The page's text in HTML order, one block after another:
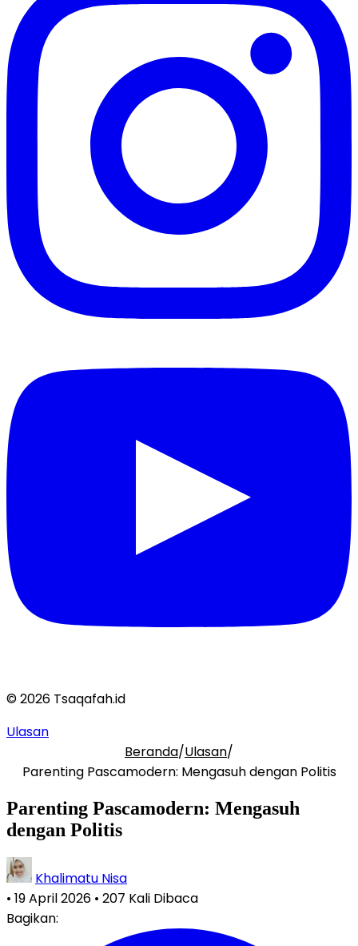
© 2026 Tsaqafah.id
Ulasan
Beranda/Ulasan/
Parenting Pascamodern: Mengasuh dengan Politis
Parenting Pascamodern: Mengasuh
dengan Politis
Khalimatu Nisa
• 19 April 2026 • 207 Kali Dibaca
Bagikan: